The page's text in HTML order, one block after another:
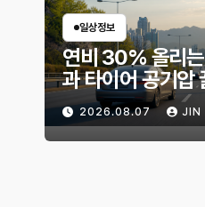
일상정보
연비 30% 올리
과 타이어 공기압
유비가 달라지는
2026.08.07 JIN